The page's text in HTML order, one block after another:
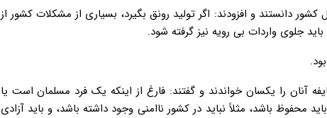
دانستند و افزودند: اگر تولید رونق بگیرد، بسیاری از مشکلات کشور از
جلوی واردات بی رویه نیز گرفته شود.
آنان را یکسان خواندند و گفتند: فارغ از اینکه یک فرد مسلمان است یا
باشد، مثلاً نباید در کشور ناامنی وجود داشته باشد، و باید آزادی